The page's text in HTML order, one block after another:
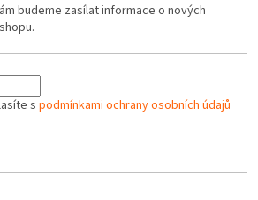
budeme zasílat informace o nových
s podmínkami ochrany osobních údajů